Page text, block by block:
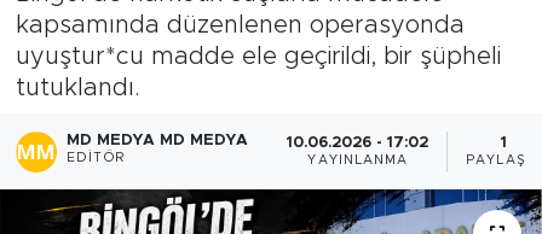
kapsamında düzenlenen operasyonda
uyuştur*cu madde ele geçirildi, bir şüpheli
tutuklandı.
MD MEDYA MD MEDYA
EDITÖR
10.06.2026 - 17:02
YAYINLANMA
1
PAYLAŞIM
Yayladere-Yedisu
MD Prestij Dergisi
Siyaset
Spor
Son Dakika Haberleri
Haber Arşivi